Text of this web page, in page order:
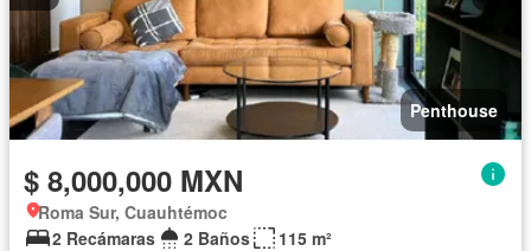
Penthouse
$ 8,000,000 MXN
Roma Sur, Cuauhtémoc
2 Recámaras
2 Baños
115 m²